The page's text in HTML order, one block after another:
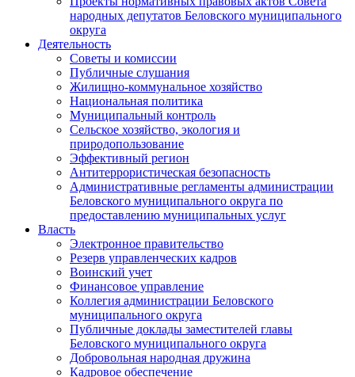
народных депутатов Беловского муниципального
округа
Деятельность
Советы и комиссии
Публичные слушания
Жилищно-коммунальное хозяйство
Национальная политика
Муниципальный контроль
Сельское хозяйство, экология и
природопользование
Эффективный регион
Антитеррористическая безопасность
Административные регламенты администрации
Беловского муниципального округа по
предоставлению муниципальных услуг
Власть
Электронное правительство
Резерв управленческих кадров
Воинский учет
Финансовое управление
Коллегия администрации Беловского
муниципального округа
Публичные доклады заместителей главы
Беловского муниципального округа
Добровольная народная дружина
Кадровое обеспечение